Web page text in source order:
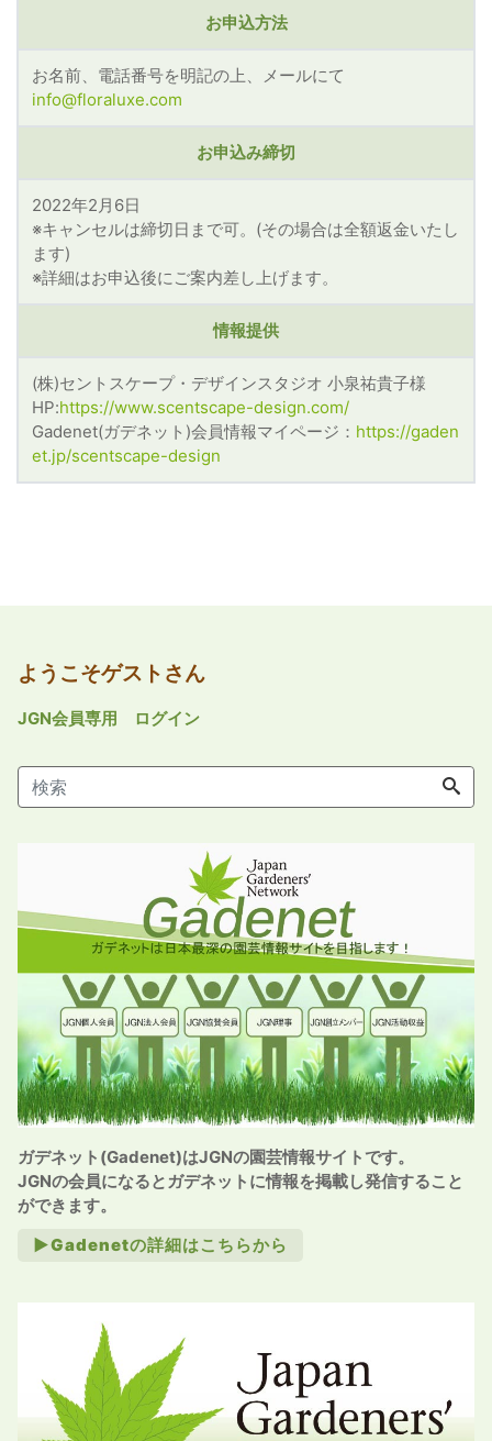
お申込方法
お名前、電話番号を明記の上、メールにて
info@floraluxe.com
お申込み締切
2022年2月6日
※キャンセルは締切日まで可。(その場合は全額返金いたし
ます)
※詳細はお申込後にご案内差し上げます。
情報提供
(株)セントスケープ・デザインスタジオ 小泉祐貴子様
HP:https://www.scentscape-design.com/
Gadenet(ガデネット)会員情報マイページ： https://gaden
et.jp/scentscape-design
ようこそゲストさん
JGN会員専用 ログイン
ガデネット(Gadenet)はJGNの園芸情報サイトです。
JGNの会員になるとガデネットに情報を掲載し発信すること
ができます。
►Gadenetの詳細はこちらから